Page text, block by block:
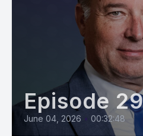
Episode 29
June 04, 2026 00:32:48